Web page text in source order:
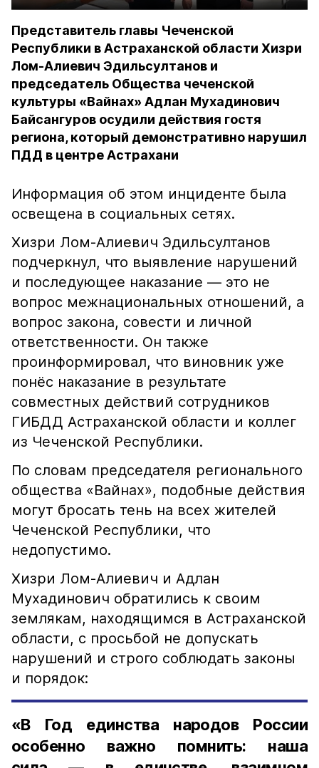
Представитель главы Чеченской
Республики в Астраханской области Хизри
Лом-Алиевич Эдильсултанов и
председатель Общества чеченской
культуры «Вайнах» Адлан Мухадинович
Байсангуров осудили действия гостя
региона, который демонстративно нарушил
ПДД в центре Астрахани
Информация об этом инциденте была
освещена в социальных сетях.
Хизри Лом-Алиевич Эдильсултанов
подчеркнул, что выявление нарушений
и последующее наказание — это не
вопрос межнациональных отношений, а
вопрос закона, совести и личной
ответственности. Он также
проинформировал, что виновник уже
понёс наказание в результате
совместных действий сотрудников
ГИБДД Астраханской области и коллег
из Чеченской Республики.
По словам председателя регионального
общества «Вайнах», подобные действия
могут бросать тень на всех жителей
Чеченской Республики, что
недопустимо.
Хизри Лом-Алиевич и Адлан
Мухадинович обратились к своим
землякам, находящимся в Астраханской
области, с просьбой не допускать
нарушений и строго соблюдать законы
и порядок:
«В Год единства народов России
особенно важно помнить: наша